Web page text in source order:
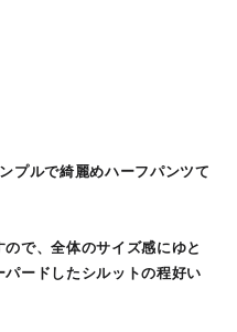
プルで綺麗めハーフパンツて
で、全体のサイズ感にゆと
ードしたシルットの程好い